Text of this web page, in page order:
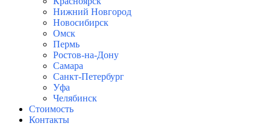
Нижний Новгород
Новосибирск
Омск
Пермь
Ростов-на-Дону
Самара
Санкт-Петербург
Уфа
Челябинск
Стоимость
Контакты